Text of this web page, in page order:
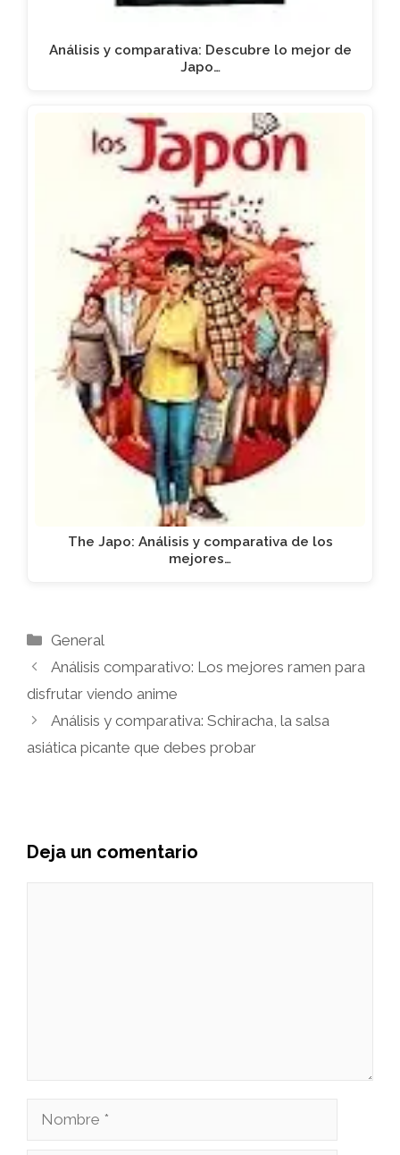
Análisis y comparativa: Descubre lo mejor de
Japo…
The Japo: Análisis y comparativa de los
mejores…
Categorías
General
Análisis comparativo: Los mejores ramen para
disfrutar viendo anime
Análisis y comparativa: Schiracha, la salsa
asiática picante que debes probar
Deja un comentario
Nombre